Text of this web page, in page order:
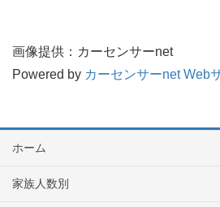
画像提供：カーセンサーnet
Powered by カーセンサーnet Web
ホーム
家族人数別